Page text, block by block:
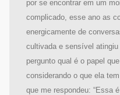
por se encontrar em um
complicado, esse ano as
energicamente de
cultivada e sensível
pergunto qual é o papel
considerando o que ela
que me respondeu: “Essa